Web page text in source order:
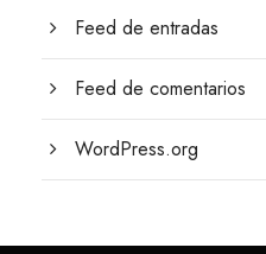
Feed de entradas
Feed de comentarios
WordPress.org